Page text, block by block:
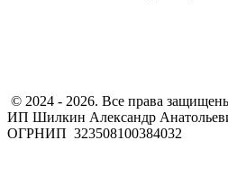
© 2024 - 2026. Все права
ИП Шилкин Александр
ОГРНИП 323508100384032